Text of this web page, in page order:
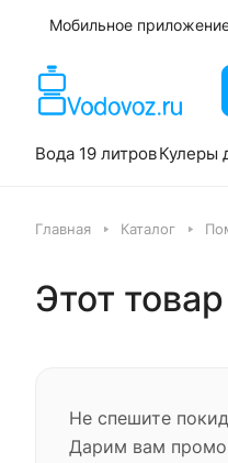
Мобильное
Вода 19 литровКулеры
Главная Каталог
Этот
Не спешите
Дарим вам